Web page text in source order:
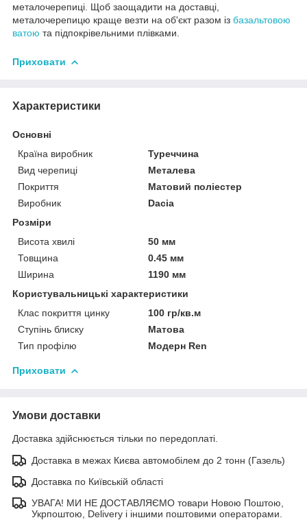
металочерепиці. Щоб заощадити на доставці,
металочерепицю краще везти на об'єкт разом із базальтовою
ватою та підпокрівельними плівками.
Приховати
Характеристики
Основні
Країна виробник
Туреччина
Вид черепиці
Металева
Покриття
Матовий поліестер
Виробник
Dacia
Розміри
Висота хвилі
50 мм
Товщина
0.45 мм
Ширина
1190 мм
Користувальницькі характеристики
Клас покриття цинку
100 гр/кв.м
Ступінь блиску
Матова
Тип профілю
Модерн Ren
Приховати
Умови доставки
Доставка здійснюється тільки по передоплаті.
Доставка в межах Києва автомобілем до 2 тонн (Газель)
Доставка по Київській області
УВАГА! МИ НЕ ДОСТАВЛЯЄМО товари Новою Поштою,
Укрпоштою, Delivery і іншими поштовими операторами.